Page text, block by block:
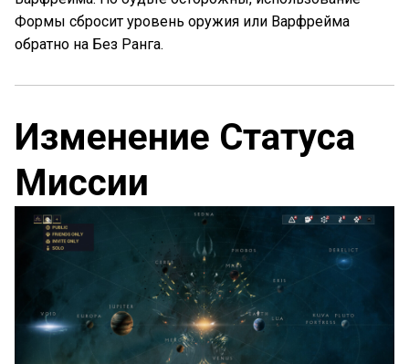
Формы сбросит уровень оружия или Варфрейма
обратно на Без Ранга.
Изменение Статуса
Миссии